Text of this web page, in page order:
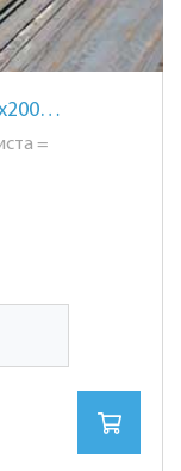
Лист горячекатаный стальной 18х2000х6000мм. ст. 09Г2С
=